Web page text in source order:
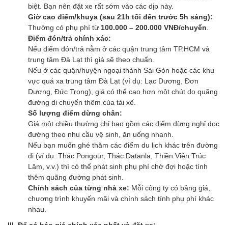
biệt. Bạn nên đặt xe rất sớm vào các dịp này.
Giờ cao điểm/khuya (sau 21h tối đến trước 5h sáng):
Thường có phụ phí từ 100.000 – 200.000 VNĐ/chuyến
Điểm đón/trả chính xác:
Nếu điểm đón/trả nằm ở các quận trung tâm TP.HCM và
trung tâm Đà Lạt thì giá sẽ theo chuẩn.
Nếu ở các quận/huyện ngoại thành Sài Gòn hoặc các khu
vực quá xa trung tâm Đà Lạt (ví dụ: Lạc Dương, Đơn
Dương, Đức Trọng), giá có thể cao hơn một chút do quãng
đường di chuyển thêm của tài xế.
Số lượng điểm dừng chân:
Giá một chiều thường chỉ bao gồm các điểm dừng nghỉ dọc
đường theo nhu cầu vệ sinh, ăn uống nhanh.
Nếu bạn muốn ghé thăm các điểm du lịch khác trên đường
đi (ví dụ: Thác Pongour, Thác Datanla, Thiền Viện Trúc
Lâm, v.v.) thì có thể phát sinh phụ phí chờ đợi hoặc tính
thêm quãng đường phát sinh.
Chính sách của từng nhà xe: Mỗi công ty có bảng giá,
chương trình khuyến mãi và chính sách tính phụ phí khác
nhau.